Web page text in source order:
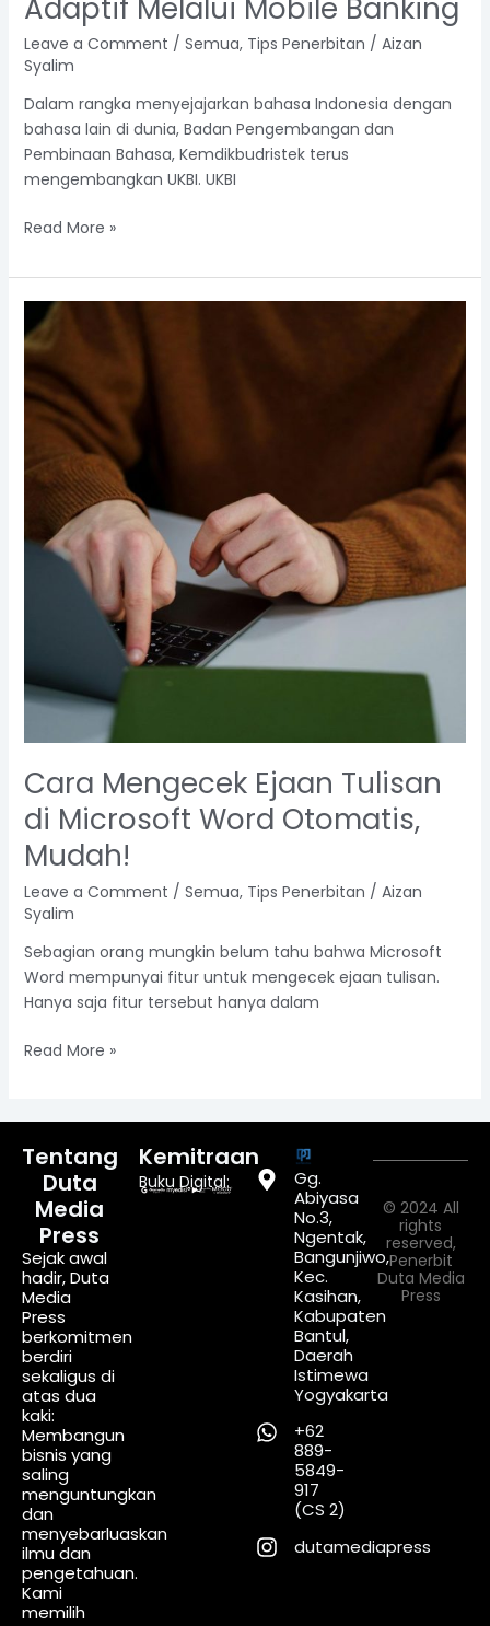
Adaptif Melalui Mobile Banking
Leave a Comment / Semua, Tips Penerbitan / Aizan
Syalim
Dalam rangka menyejajarkan bahasa Indonesia dengan
bahasa lain di dunia, Badan Pengembangan dan
Pembinaan Bahasa, Kemdikbudristek terus
mengembangkan UKBI. UKBI
Read More »
Cara Mengecek Ejaan Tulisan
di Microsoft Word Otomatis,
Mudah!
Leave a Comment / Semua, Tips Penerbitan / Aizan
Syalim
Sebagian orang mungkin belum tahu bahwa Microsoft
Word mempunyai fitur untuk mengecek ejaan tulisan.
Hanya saja fitur tersebut hanya dalam
Cara
Mengecek
Ejaan
Tulisan
Microsoft
Word
Otomatis,
Mudah!
Read More »
Tentang
Duta
Media
Press
Sejak awal
hadir, Duta
Media
Press
berkomitmen
berdiri
sekaligus di
atas dua
kaki:
Membangun
bisnis yang
saling
menguntungkan
dan
menyebarluaskan
ilmu dan
pengetahuan.
Kami
memilih
Kemitraan
Buku Digital:
Gg.
Abiyasa
No.3,
Ngentak,
Bangunjiwo,
Kec.
Kasihan,
Kabupaten
Bantul,
Daerah
Istimewa
Yogyakarta
+62
889-
5849-
917
(CS 2)
dutamediapress
© 2024 All
rights
reserved,
Penerbit
Duta Media
Press